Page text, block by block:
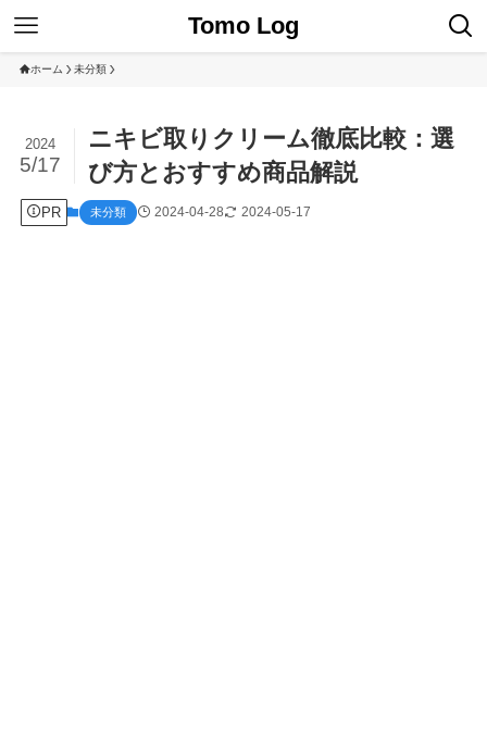
Tomo Log
ホーム 未分類
ニキビ取りクリーム徹底比較：選
び方とおすすめ商品解説
2024
5/17
PR 未分類 2024-04-28 2024-05-17